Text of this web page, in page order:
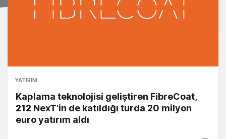
YATIRIM
Kaplama teknolojisi geliştiren FibreCoat,
212 NexT'in de katıldığı turda 20 milyon
euro yatırım aldı